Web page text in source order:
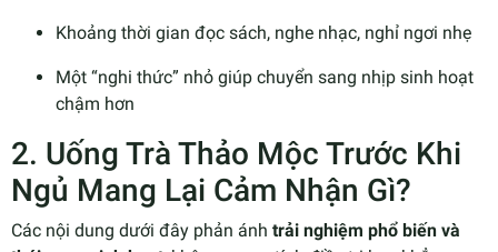
Khoảng thời gian đọc sách, nghe nhạc, nghỉ ngơi nhẹ
Một “nghi thức” nhỏ giúp chuyển sang nhịp sinh hoạt
chậm hơn
2. Uống Trà Thảo Mộc Trước Khi
Ngủ Mang Lại Cảm Nhận Gì?
Các nội dung dưới đây phản ánh trải nghiệm phổ biến và